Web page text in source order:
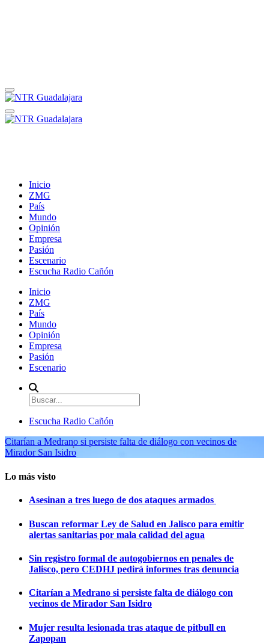
Inicio
ZMG
País
Mundo
Opinión
Empresa
Pasión
Escenario
Escucha Radio Cañón
Inicio
ZMG
País
Mundo
Opinión
Empresa
Pasión
Escenario
Escucha Radio Cañón
Citarían a Medrano si persiste falta de diálogo con vecinos de
Mirador San Isidro
Lo más visto
Asesinan a tres luego de dos ataques armados
Buscan reformar Ley de Salud en Jalisco para emitir
alertas sanitarias por mala calidad del agua
Sin registro formal de autogobiernos en penales de
Jalisco, pero CEDHJ pedirá informes tras denuncia
Citarían a Medrano si persiste falta de diálogo con
vecinos de Mirador San Isidro
Mujer resulta lesionada tras ataque de pitbull en
Zapopan